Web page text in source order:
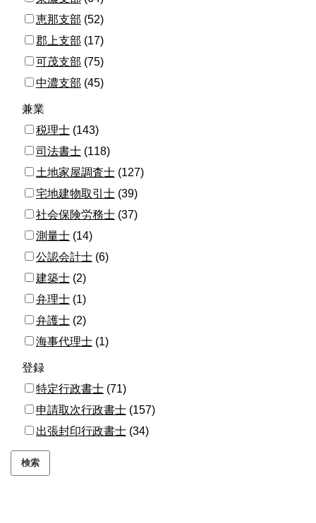
恵那支部 (52)
郡上支部 (17)
可茂支部 (75)
中濃支部 (45)
兼業
税理士 (143)
司法書士 (118)
土地家屋調査士 (127)
宅地建物取引士 (39)
社会保険労務士 (37)
測量士 (14)
公認会計士 (6)
建築士 (2)
弁理士 (1)
弁護士 (2)
海事代理士 (1)
登録
特定行政書士 (71)
申請取次行政書士 (157)
出張封印行政書士 (34)